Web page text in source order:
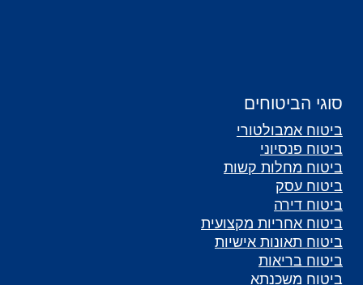
סוגי הביטוחים
ביטוח אמבולטורי
ביטוח פנסיוני
ביטוח מחלות קשות
ביטוח עסק
ביטוח דירה
ביטוח אחריות מקצועית
ביטוח תאונות אישיות
ביטוח בריאות
ביטוח משכנתא